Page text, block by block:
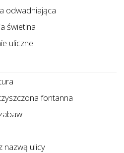
odwadniająca
świetlna
uliczne
fontanna
nazwą ulicy